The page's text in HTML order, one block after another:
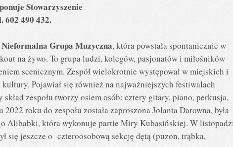
Stowarzyszenie
602 490 432.
Grupa Muzyczna, która powstała spontanicznie w
na żywo. To grupa ludzi, kolegów, pasjonatów i miłośników
scenicznym. Zespół wielokrotnie występował w miejskich i
Pojawiał się również na najważniejszych festiwalach
zespołu tworzy osiem osób: cztery gitary, piano, perkusja,
roku do zespołu została zaproszona Jolanta Darowna, była
Alibabki, która wykonuje partie Miry Kubasińskiej. W
się jeszcze o czteroosobową sekcję dętą (puzon, trąbka,